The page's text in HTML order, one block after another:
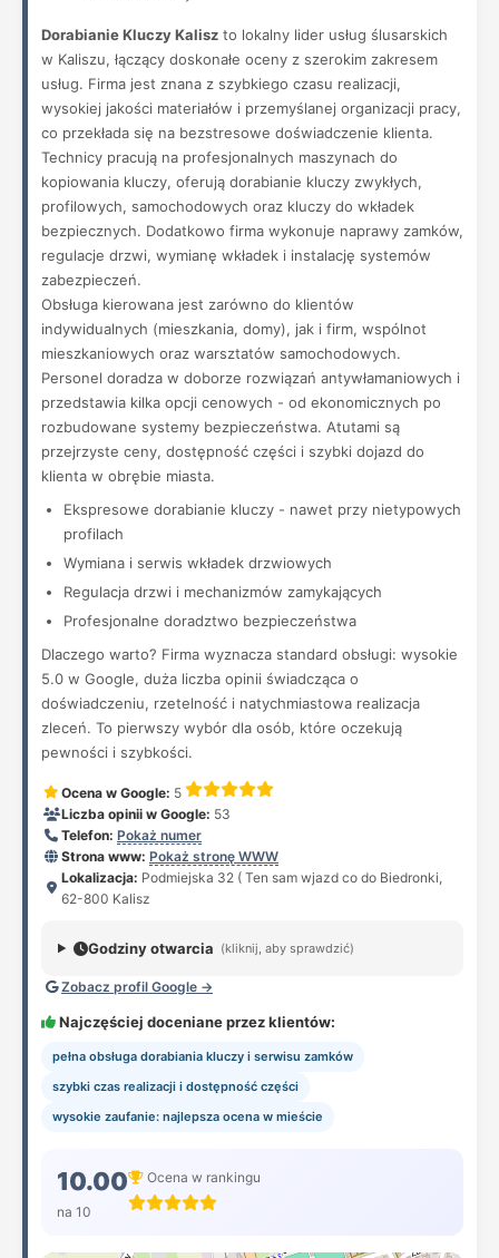
Dorabianie Kluczy Kalisz to lokalny lider usług ślusarskich
w Kaliszu, łączący doskonałe oceny z szerokim zakresem
usług. Firma jest znana z szybkiego czasu realizacji,
wysokiej jakości materiałów i przemyślanej organizacji pracy,
co przekłada się na bezstresowe doświadczenie klienta.
Technicy pracują na profesjonalnych maszynach do
kopiowania kluczy, oferują dorabianie kluczy zwykłych,
profilowych, samochodowych oraz kluczy do wkładek
bezpiecznych. Dodatkowo firma wykonuje naprawy zamków,
regulacje drzwi, wymianę wkładek i instalację systemów
zabezpieczeń.
Obsługa kierowana jest zarówno do klientów
indywidualnych (mieszkania, domy), jak i firm, wspólnot
mieszkaniowych oraz warsztatów samochodowych.
Personel doradza w doborze rozwiązań antywłamaniowych i
przedstawia kilka opcji cenowych - od ekonomicznych po
rozbudowane systemy bezpieczeństwa. Atutami są
przejrzyste ceny, dostępność części i szybki dojazd do
klienta w obrębie miasta.
Ekspresowe dorabianie kluczy - nawet przy nietypowych
profilach
Wymiana i serwis wkładek drzwiowych
Regulacja drzwi i mechanizmów zamykających
Profesjonalne doradztwo bezpieczeństwa
Dlaczego warto? Firma wyznacza standard obsługi: wysokie
5.0 w Google, duża liczba opinii świadcząca o
doświadczeniu, rzetelność i natychmiastowa realizacja
zleceń. To pierwszy wybór dla osób, które oczekują
pewności i szybkości.
Ocena w Google: 5
Liczba opinii w Google: 53
Telefon: Pokaż numer
Strona www: Pokaż stronę WWW
Lokalizacja: Podmiejska 32 ( Ten sam wjazd co do Biedronki,
62-800 Kalisz
Godziny otwarcia (kliknij, aby sprawdzić)
Zobacz profil Google →
Najczęściej doceniane przez klientów:
pełna obsługa dorabiania kluczy i serwisu zamków
szybki czas realizacji i dostępność części
wysokie zaufanie: najlepsza ocena w mieście
10.00
na 10
Ocena w rankingu